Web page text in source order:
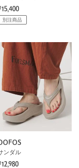
別注商品
ンダル